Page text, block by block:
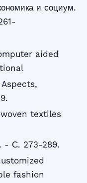
и социум.
aided
textiles
- С. 273-289.
fashion